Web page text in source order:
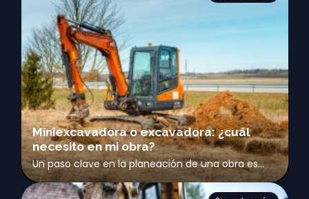
Miniexcavadora o excavadora: ¿cuál
necesito en mi obra?
Un paso clave en la planeación de una obra es…